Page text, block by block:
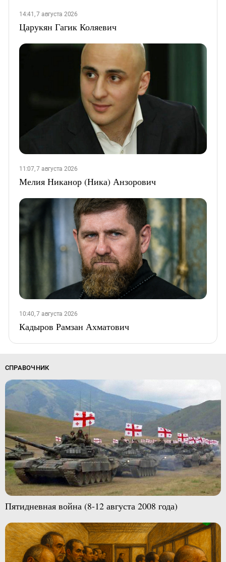
14:41, 7 августа 2026
Царукян Гагик Коляевич
11:07, 7 августа 2026
Мелия Никанор (Ника) Анзорович
10:40, 7 августа 2026
Кадыров Рамзан Ахматович
СПРАВОЧНИК
Пятидневная война (8-12 августа 2008 года)